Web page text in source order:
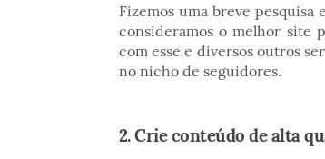
Fizemos uma breve pesquisa
consideramos o melhor site
com esse e diversos outros
no nicho de seguidores.
2. Crie conteúdo de alta